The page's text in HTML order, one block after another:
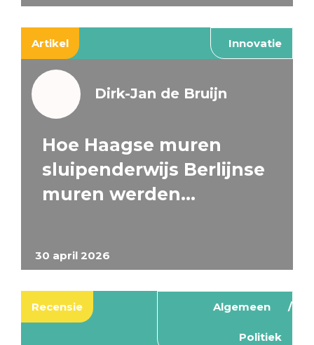
Artikel Innovatie
30 april 2026
Dirk-Jan de Bruijn
Hoe Haagse muren
sluipenderwijs Berlijnse
muren werden…
Recensie Algemeen
Politiek